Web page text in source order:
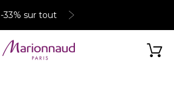
-33% sur tout